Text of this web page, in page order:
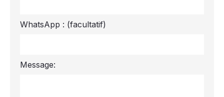
WhatsApp : (facultatif)
Message: